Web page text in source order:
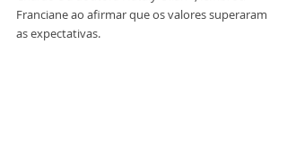
Franciane ao afirmar que os valores superaram
as expectativas.